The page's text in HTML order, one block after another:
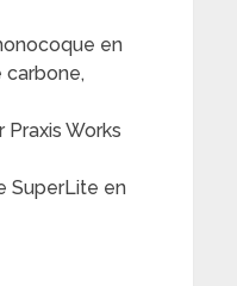
en
carbone,
Praxis Works
SuperLite en